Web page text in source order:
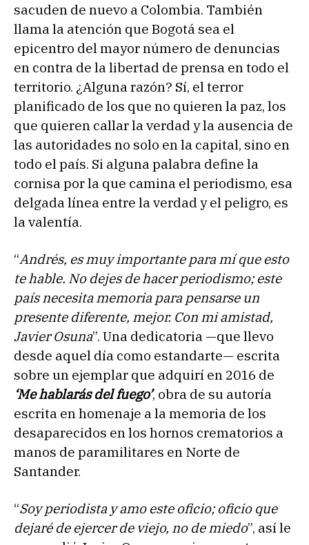
sacuden de nuevo a Colombia. También
llama la atención que Bogotá sea el
epicentro del mayor número de denuncias
en contra de la libertad de prensa en todo el
territorio. ¿Alguna razón? Sí, el terror
planificado de los que no quieren la paz, los
que quieren callar la verdad y la ausencia de
las autoridades no solo en la capital, sino en
todo el país. Si alguna palabra define la
cornisa por la que camina el periodismo, esa
delgada línea entre la verdad y el peligro, es
la valentía.
“Andrés, es muy importante para mí que esto
te hable. No dejes de hacer periodismo; este
país necesita memoria para pensarse un
presente diferente, mejor. Con mi amistad,
Javier Osuna”. Una dedicatoria —que llevo
desde aquel día como estandarte— escrita
sobre un ejemplar que adquirí en 2016 de
‘Me hablarás del fuego’, obra de su autoría
escrita en homenaje a la memoria de los
desaparecidos en los hornos crematorios a
manos de paramilitares en Norte de
Santander.
“Soy periodista y amo este oficio; oficio que
dejaré de ejercer de viejo, no de miedo”, así le